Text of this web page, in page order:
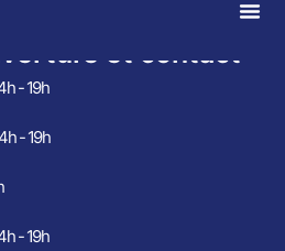
et contact
- 19h
- 19h
- 19h